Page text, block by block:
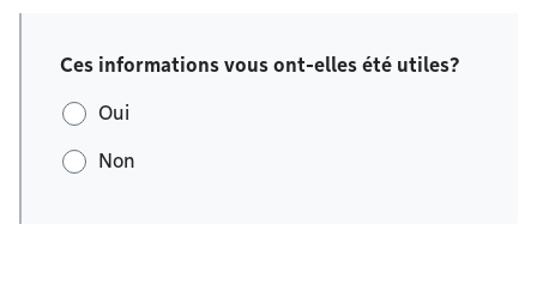
Ces informations vous ont-elles été utiles?
Oui
Non